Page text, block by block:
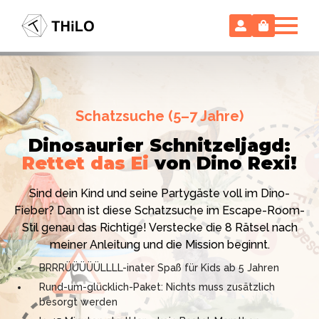
Hollywood-Action im
Kinderzimmer – ohne
Vorbereitungsstress!
Ich bin THiLO, "Dein SPIEGEL"-Bestseller-Autor und
TV-Profi (ZDF "1, 2 oder 3"). Entdecke jetzt meine
Schatzsuchen und Escape Rooms zum Sofort-
Download. Und natürlich meine Ebooks.
Schatzsuche (5–7 Jahre)
Dinosaurier Schnitzeljagd:
Rettet das Ei von Dino Rexi!
Sind dein Kind und seine Partygäste voll im Dino-
Fieber? Dann ist diese Schatzsuche im Escape-Room-
Stil genau das Richtige! Verstecke die 8 Rätsel nach
meiner Anleitung und die Mission beginnt.
BRRRÜÜÜÜÜLLLL-inater Spaß für Kids ab 5 Jahren
Rund-um-glücklich-Paket: Nichts muss zusätzlich
besorgt werden
Escape Room (ab 8 oder 12 Jahre)
Locked-up Agents: Im Labor
des Virologen
Das gab es noch nie: Verwandele dein Zuhause in ein
High-Tech Labor! Unser 24-seitiges PDF enthält alles:
Mission, Agentenausweise, Rätsel und Requisiten.
Knackt den Fall in 90 Minuten!
Kniffliger Rätselspaß für 2 bis 6 Spieler (8 - 11 oder 12–
99 Jahre)
Professionelles PDF: Agentenausweise & Schilder
inklusive